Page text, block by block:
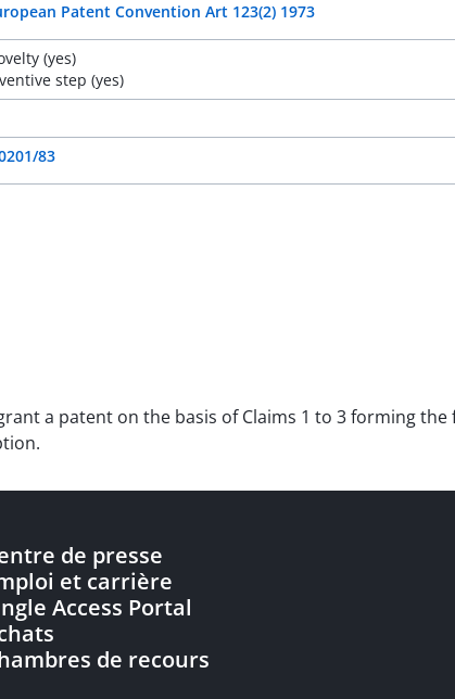
Patent Convention Art 123(2) 1973
(yes)
step (yes)
83
a patent on the basis of Claims 1 to 3 forming
de presse
et carrière
Access Portal
de recours